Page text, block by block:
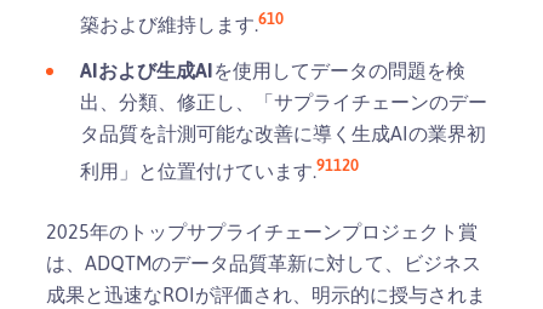
築および維持します.610
AIおよび生成AIを使用してデータの問題を検
出、分類、修正し、「サプライチェーンのデー
タ品質を計測可能な改善に導く生成AIの業界初
利用」と位置付けています.91120
2025年のトップサプライチェーンプロジェクト賞
は、ADQTMのデータ品質革新に対して、ビジネス
成果と迅速なROIが評価され、明示的に授与されま